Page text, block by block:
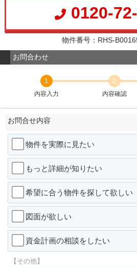
0120-
物件番号：RHS-
お問合わせ
1
内容入力
2
内容確認
お問合せ内容
物件を実際に見たい
もっと詳細が知りたい
希望に合う物件を探して欲しい
図面が欲しい
資金計画の相談をしたい
【その他】